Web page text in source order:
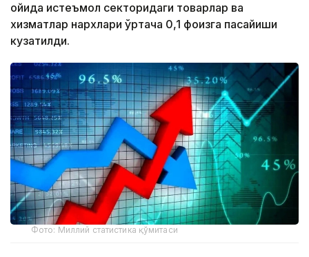
ойида истеъмол секторидаги товарлар ва
хизматлар нархлари ўртача 0,1 фоизга пасайиши
кузатилди.
Фото: Миллий статистика қўмитаси